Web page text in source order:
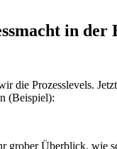
in der
die Prozesslevels.
(Beispiel):
grober Überblick, wie